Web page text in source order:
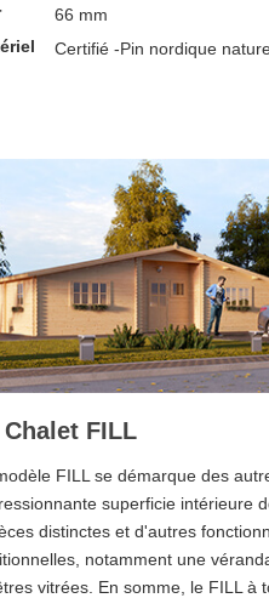
66 mm
Certifié -Pin nordique
Chalet FILL
FILL se démarque des
superficie intérieure
distinctes et d'autres
notamment une
vitrées. En somme, le FILL à